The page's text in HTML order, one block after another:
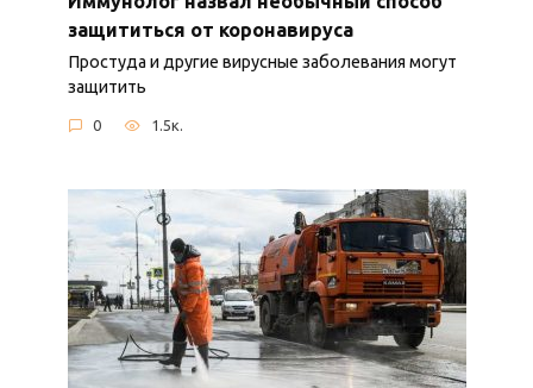
защититься от коронавируса
Простуда и другие вирусные заболевания могут
защитить
0 1.5к.